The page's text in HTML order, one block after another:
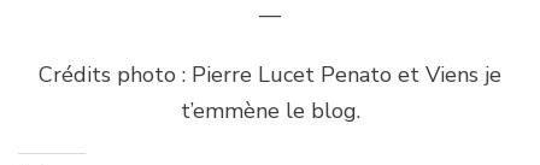
—
Crédits photo : Pierre Lucet Penato et Viens je
t’emmène le blog.